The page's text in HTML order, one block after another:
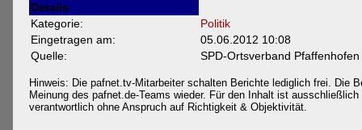
Details
Kategorie:
Politik
Eingetragen am:
05.06.2012 10:08
Quelle:
SPD-Ortsverband Pfaffenhofen
Hinweis: Die pafnet.tv-Mitarbeiter schalten Berichte lediglich frei. Die
Meinung des pafnet.de-Teams wieder. Für den Inhalt ist
verantwortlich ohne Anspruch auf Richtigkeit & Objektivität.